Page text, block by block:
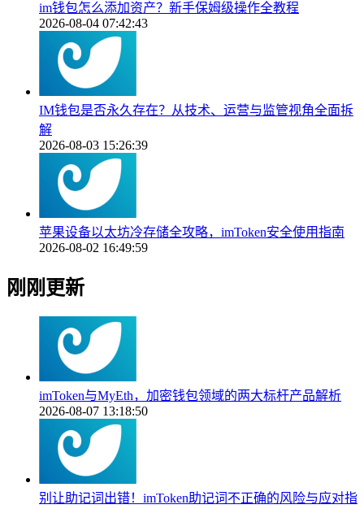
im钱包怎么添加资产？新手保姆级操作全教程
2026-08-04 07:42:43
IM钱包是否永久存在？从技术、运营与监管视角全面拆
解
2026-08-03 15:26:39
苹果设备以太坊冷存储全攻略，imToken安全使用指南
2026-08-02 16:49:59
刚刚更新
imToken与MyEth，加密钱包领域的两大标杆产品解析
2026-08-07 13:18:50
别让助记词出错！imToken助记词不正确的风险与应对指